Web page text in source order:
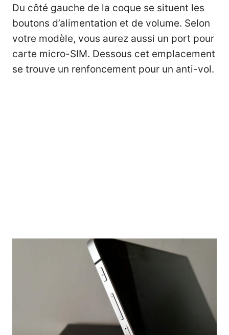
Du côté gauche de la coque se situent les
boutons d’alimentation et de volume. Selon
votre modèle, vous aurez aussi un port pour
carte micro-SIM. Dessous cet emplacement
se trouve un renfoncement pour un anti-vol.